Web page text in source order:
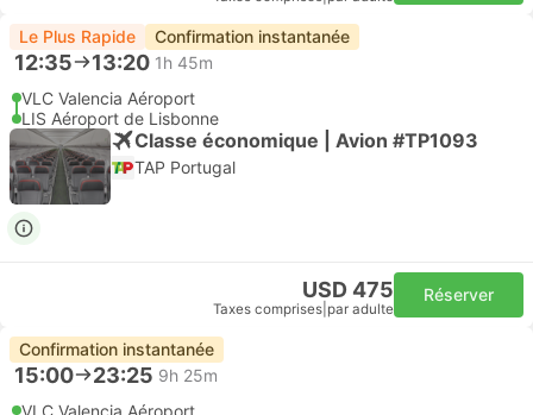
Le Plus Rapide Confirmation instantanée
12:35 13:20 1h 45m
VLC Valencia Aéroport
LIS Aéroport de Lisbonne
Classe économique | Avion #TP1093
TAP Portugal
USD 475
Taxes comprises par adulte
Réserver
Confirmation instantanée
15:00 23:25 9h 25m
VLC Valencia Aéroport